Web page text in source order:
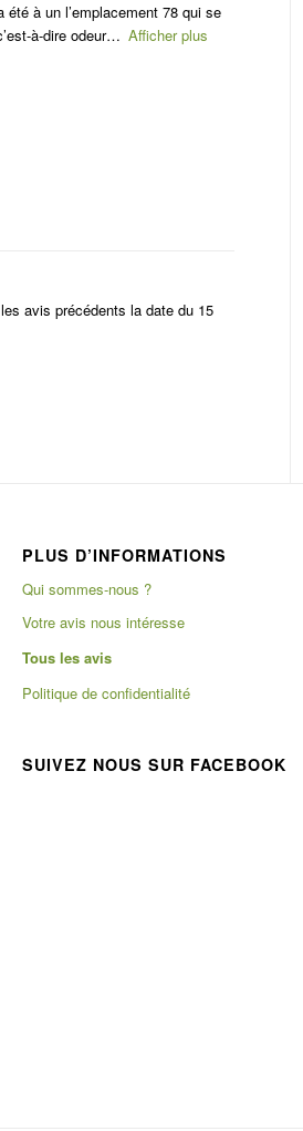
à un l’emplacement 78 qui se
à-dire odeur
Afficher plus
avis précédents la date du 15
PLUS D’INFORMATIONS
Qui sommes-nous ?
Votre avis nous intéresse
Tous les avis
Politique de confidentialité
SUIVEZ NOUS SUR FACEBOOK